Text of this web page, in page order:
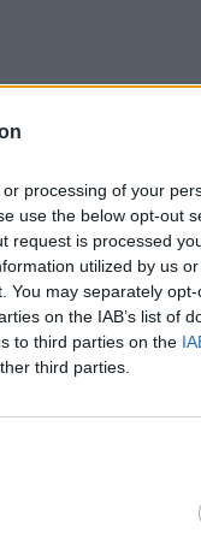
processing of your
use the below opt-out
request is processed
utilized by us
You may separately
on the IAB’s list of
to third parties on the
third parties.
μια